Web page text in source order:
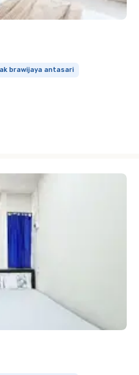
brawijaya antasari